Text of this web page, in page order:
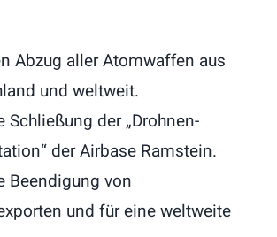
Abzug aller Atomwaffen aus
und weltweit.
Schließung der „Drohnen-
der Airbase Ramstein.
Beendigung von
und für eine weltweite